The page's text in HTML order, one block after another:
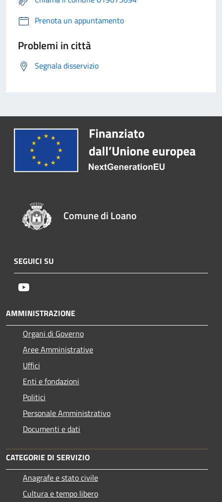
Prenota un appuntamento
Problemi in città
Segnala disservizio
Comune di Loano
SEGUICI SU
AMMINISTRAZIONE
Organi di Governo
Aree Amministrative
Uffici
Enti e fondazioni
Politici
Personale Amministrativo
Documenti e dati
CATEGORIE DI SERVIZIO
Anagrafe e stato civile
Cultura e tempo libero